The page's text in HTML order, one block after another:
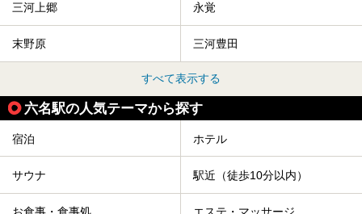
三河上郷 永覚
末野原 三河豊田
すべて表示する
六名駅の人気テーマから探す
宿泊 ホテル
サウナ 駅近（徒歩10分以内）